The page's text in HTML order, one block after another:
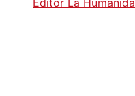
Editor La